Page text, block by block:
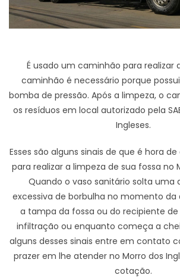
É usado um caminhão para realizar
caminhão é necessário porque
bomba de pressão. Após a limpeza, o
os resíduos em local autorizado pela
Ingleses.
Esses são alguns sinais de que é hora
para realizar a limpeza de sua fossa no
Quando o vaso sanitário solta uma
excessiva de borbulha no momento da
a tampa da fossa ou do recipiente
infiltração ou enquanto começa a
alguns desses sinais entre em contato
prazer em lhe atender no Morro dos
cotação.